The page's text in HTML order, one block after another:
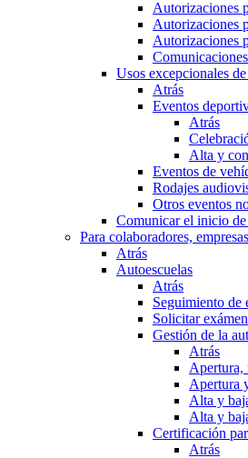
Autorizaciones
Autorizaciones
Autorizaciones
Usos excepcionales
Atrás
Eventos
Atrás
Alta y
Eventos de
Rodajes
Otros eventos
Comunicar el inicio
Para colaboradores,
Atrás
Autoescuelas
Atrás
Seguimiento de
Solicitar
Gestión de la
Atrás
Apertura,
Apertura
Alta y
Alta y
Certificación
Atrás